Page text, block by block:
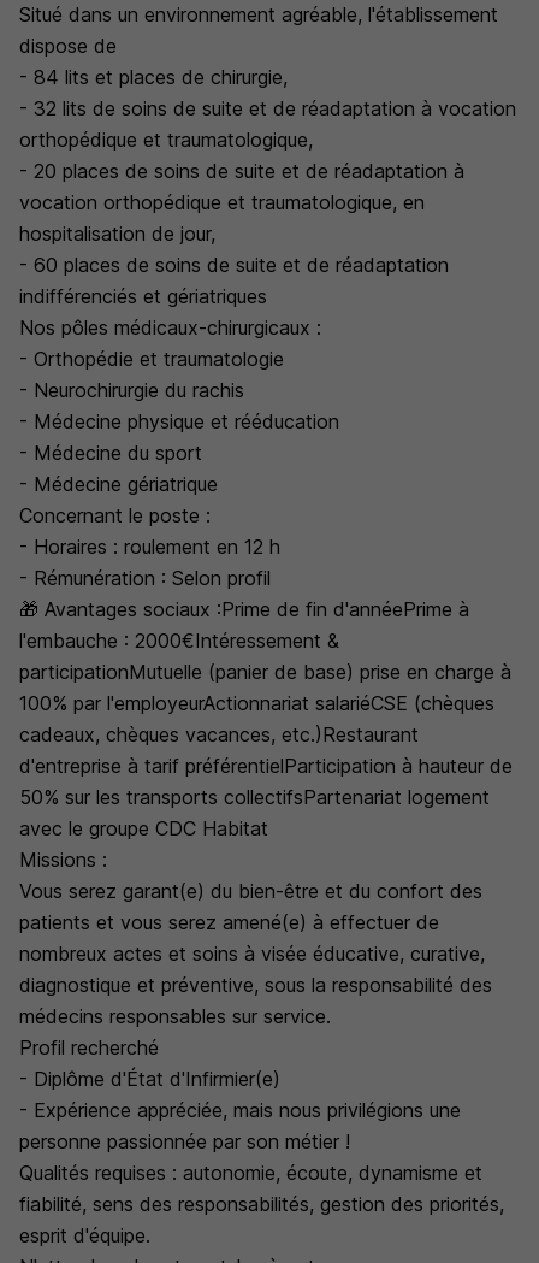
Situé dans un environnement agréable, l'établissement
dispose de
- 84 lits et places de chirurgie,
- 32 lits de soins de suite et de réadaptation à vocation
orthopédique et traumatologique,
- 20 places de soins de suite et de réadaptation à
vocation orthopédique et traumatologique, en
hospitalisation de jour,
- 60 places de soins de suite et de réadaptation
indifférenciés et gériatriques
Nos pôles médicaux-chirurgicaux :
- Orthopédie et traumatologie
- Neurochirurgie du rachis
- Médecine physique et rééducation
- Médecine du sport
- Médecine gériatrique
Concernant le poste :
- Horaires : roulement en 12 h
- Rémunération : Selon profil
🎁 Avantages sociaux :Prime de fin d'annéePrime à
l'embauche : 2000€Intéressement &
participationMutuelle (panier de base) prise en charge à
100% par l'employeurActionnariat salariéCSE (chèques
cadeaux, chèques vacances, etc.)Restaurant
d'entreprise à tarif préférentielParticipation à hauteur de
50% sur les transports collectifsPartenariat logement
avec le groupe CDC Habitat
Missions :
Vous serez garant(e) du bien-être et du confort des
patients et vous serez amené(e) à effectuer de
nombreux actes et soins à visée éducative, curative,
diagnostique et préventive, sous la responsabilité des
médecins responsables sur service.
Profil recherché
- Diplôme d'État d'Infirmier(e)
- Expérience appréciée, mais nous privilégions une
personne passionnée par son métier !
Qualités requises : autonomie, écoute, dynamisme et
fiabilité, sens des responsabilités, gestion des priorités,
esprit d'équipe.